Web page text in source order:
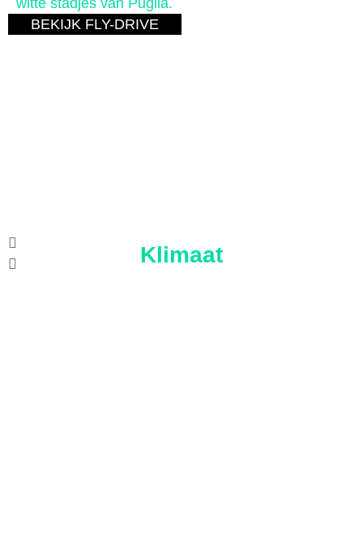
witte stadjes van Puglia.
BEKIJK FLY-DRIVE
Klimaat